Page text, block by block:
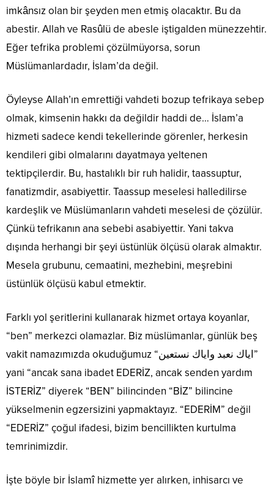
imkânsız olan bir şeyden men etmiş olacaktır. Bu da
abestir. Allah ve Rasûlü de abesle iştigalden münezzehtir.
Eğer tefrika problemi çözülmüyorsa, sorun
Müslümanlardadır, İslam’da değil.
Öyleyse Allah’ın emrettiği vahdeti bozup tefrikaya sebep
olmak, kimsenin hakkı da değildir haddi de… İslam’a
hizmeti sadece kendi tekellerinde görenler, herkesin
kendileri gibi olmalarını dayatmaya yeltenen
tektipçilerdir. Bu, hastalıklı bir ruh halidir, taassuptur,
fanatizmdir, asabiyettir. Taassup meselesi halledilirse
kardeşlik ve Müslümanların vahdeti meselesi de çözülür.
Çünkü tefrikanın ana sebebi asabiyettir. Yani takva
dışında herhangi bir şeyi üstünlük ölçüsü olarak almaktır.
Mesela grubunu, cemaatini, mezhebini, meşrebini
üstünlük ölçüsü kabul etmektir.
Farklı yol şeritlerini kullanarak hizmet ortaya koyanlar,
“ben” merkezci olamazlar. Biz müslümanlar, günlük beş
vakit namazımızda okuduğumuz “اياك نعبد واياك نستعين”
yani “ancak sana ibadet EDERİZ, ancak senden yardım
İSTERİZ” diyerek “BEN” bilincinden “BİZ” bilincine
yükselmenin egzersizini yapmaktayız. “EDERİM” değil
“EDERİZ” çoğul ifadesi, bizim bencillikten kurtulma
temrinimizdir.
İşte böyle bir İslamî hizmette yer alırken, inhisarcı ve